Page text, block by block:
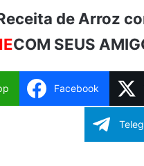
de Arroz
COM SEUS
Facebook